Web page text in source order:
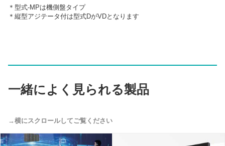
＊型式-MPは機側盤タイプ
＊縦型アジテータ付は型式DがVDとなります
一緒によく見られる製品